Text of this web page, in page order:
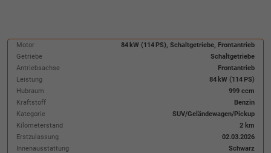
Motor
84 kW (114 PS), Schaltgetriebe, Frontantrieb
Getriebe
Schaltgetriebe
Antriebsachse
Frontantrieb
Leistung
84 kW (114 PS)
Hubraum
999 ccm
Kraftstoff
Benzin
Kategorie
SUV/Geländewagen/Pickup
Kilometerstand
2 km
Erstzulassung
02.03.2026
Innenausstattung
Schwarz